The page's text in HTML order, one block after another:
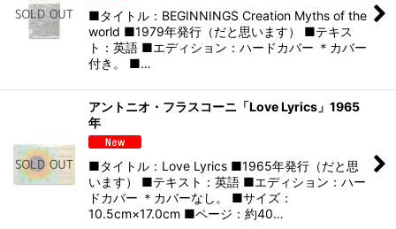
■タイトル：BEGINNINGS Creation Myths of the
world ■1979年発行（だと思います） ■テキス
ト：英語 ■エディション：ハードカバー ＊カバー
付き。 ■…
アントニオ・フラスコーニ「Love Lyrics」1965
年
■タイトル：Love Lyrics ■1965年発行（だと思
います） ■テキスト：英語 ■エディション：ハー
ドカバー ＊カバーなし。 ■サイズ：
10.5cm×17.0cm ■ページ：約40…